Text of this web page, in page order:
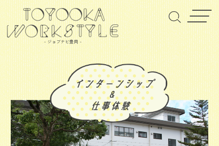
- ジョブナビ豊岡 -
ｼｬｶｲﾌｸｼﾎｳｼﾞﾝﾄﾖｵｶｼｼｬｶｲﾌｸｼｷｮｳｷﾞｶｲ